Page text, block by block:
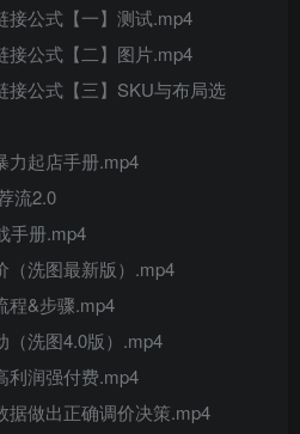
接公式【一】测试.mp4
接公式【二】图片.mp4
接公式【三】SKU与布局选
力起店手册.mp4
流2.0
手册.mp4
（洗图最新版）.mp4
程&步骤.mp4
（洗图4.0版）.mp4
利润强付费.mp4
据做出正确调价决策.mp4